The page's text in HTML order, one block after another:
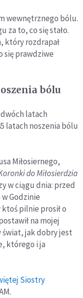
wewnętrznego bólu.
za to, co się stało.
który rozdrapał
się prawdziwe
bólu
latach
latach noszenia bólu
Miłosiernego,
do Miłosierdzia
w ciągu dnia: przed
Godzinie
pilnie prosił o
na mojej
świat, jak dobry jest
którego i ja
Siostry